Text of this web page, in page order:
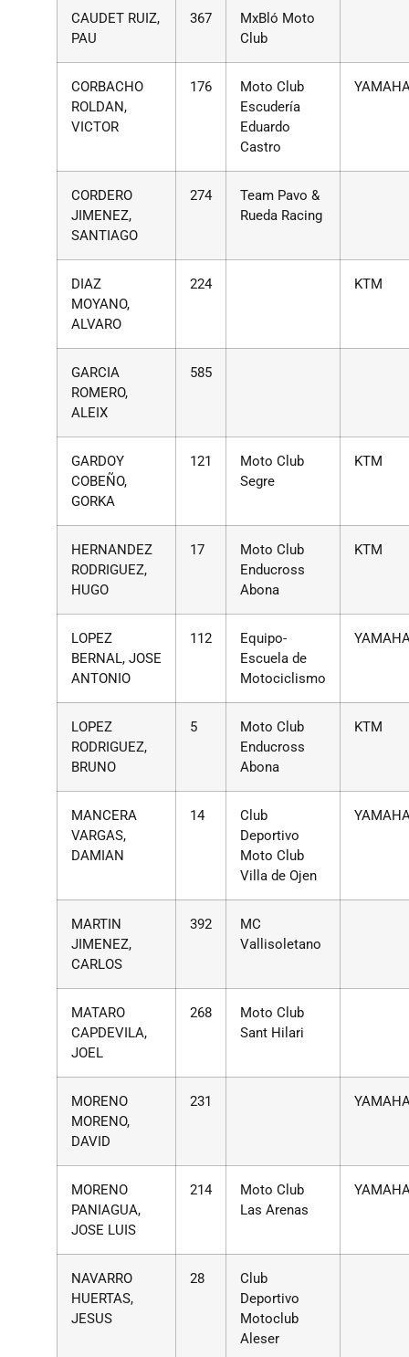
CAUDET RUIZ,
PAU
367
MxBló Moto
Club
CORBACHO
ROLDAN,
VICTOR
176
Moto Club
Escudería
Eduardo
Castro
CORDERO
JIMENEZ,
SANTIAGO
274
Team Pavo &
Rueda Racing
DIAZ
MOYANO,
ALVARO
224 KTM
GARCIA
ROMERO,
ALEIX
585
GARDOY
COBEÑO,
GORKA
121
Moto Club
Segre
KTM
HERNANDEZ
RODRIGUEZ,
HUGO
17
Moto Club
Enducross
Abona
KTM
LOPEZ
BERNAL, JOSE
ANTONIO
112
Equipo-
Escuela de
Motociclismo
LOPEZ
RODRIGUEZ,
BRUNO
5
Moto Club
Enducross
Abona
KTM
MANCERA
VARGAS,
DAMIAN
14
Club
Deportivo
Moto Club
Villa de Ojen
MARTIN
JIMENEZ,
CARLOS
392
MC
Vallisoletano
MATARO
CAPDEVILA,
JOEL
268
Moto Club
Sant Hilari
MORENO
MORENO,
DAVID
231
MORENO
PANIAGUA,
JOSE LUIS
214
Moto Club
Las Arenas
NAVARRO
HUERTAS,
JESUS
28
Club
Deportivo
Motoclub
Aleser